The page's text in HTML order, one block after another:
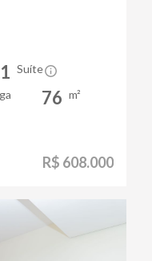
1 Suíte
76 m²
R$ 608.000